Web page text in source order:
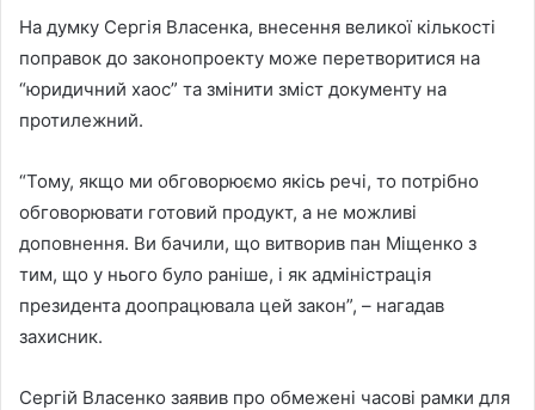
На думку Сергія Власенка, внесення великої кількості
поправок до законопроекту може перетворитися на
“юридичний хаос” та змінити зміст документу на
протилежний.
“Тому, якщо ми обговорюємо якісь речі, то потрібно
обговорювати готовий продукт, а не можливі
доповнення. Ви бачили, що витворив пан Міщенко з
тим, що у нього було раніше, і як адміністрація
президента доопрацювала цей закон”, – нагадав
захисник.
Сергій Власенко заявив про обмежені часові рамки для